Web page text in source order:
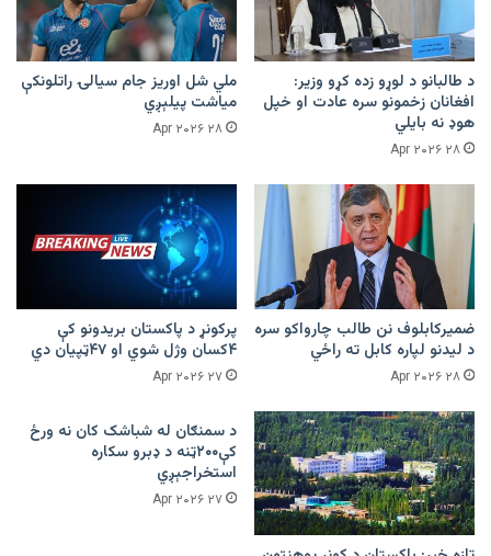
د طالبانو د لوړو زده کړو وزیر:
افغانان زخمونو سره عادت او خپل
هوډ نه بایلي
۲۸ Apr ۲۰۲۶
ملي شل اوریز جام سیالۍ راتلونکې
میاشت پیلېږي
۲۸ Apr ۲۰۲۶
ضمیرکابلوف نن طالب چارواکو سره
د لیدنو لپاره کابل ته راځي
۲۸ Apr ۲۰۲۶
پرکونړ د پاکستان بریدونو کې
۴کسان وژل شوي او ۴۷ټپیان دي
۲۷ Apr ۲۰۲۶
د سمنګان له شباشک کان نه ورځ
کې۲۰۰ټنه د ډبرو سکاره
استخراجېږي
۲۷ Apr ۲۰۲۶